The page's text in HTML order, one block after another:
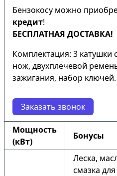
Бензокосу можно
кредит!
БЕСПЛАТНАЯ ДОСТАВКА!
Комплектация: 3 катушки
нож, двухплечевой
зажигания, набор ключей.
Заказать звонок
Мощность
(кВт)
Бонусы
Леска,
смазка